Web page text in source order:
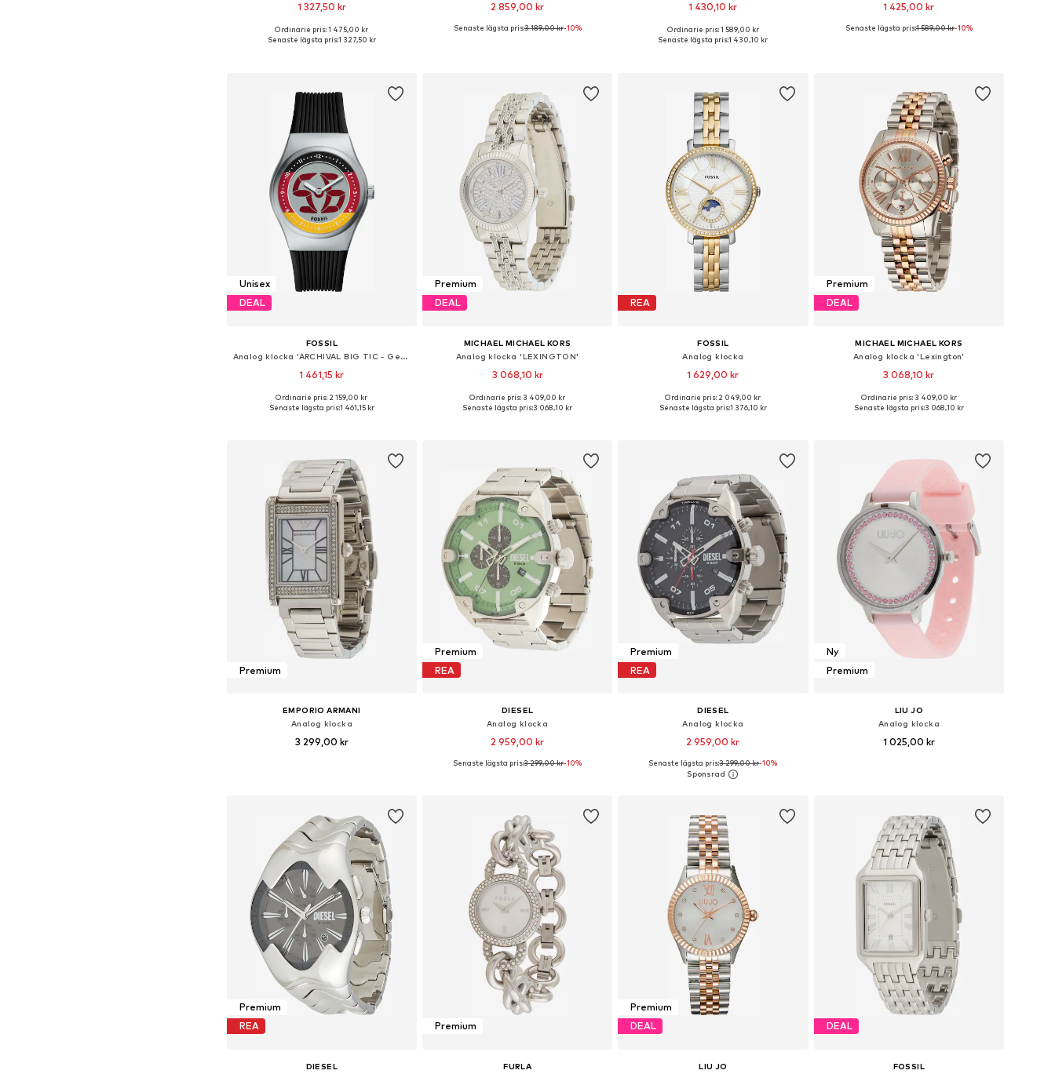
1 327,50 kr
Tillgängliga storlekar: One Size
Ordinarie pris: 1 475,00 kr
Senaste lägsta pris:1 327,50 kr
2 859,00 kr
Tillgängliga storlekar: One Size
Senaste lägsta pris:3 189,00 kr-10%
1 430,10 kr
Tillgängliga storlekar: One Size
Ordinarie pris: 1 589,00 kr
Senaste lägsta pris:1 430,10 kr
1 425,00 kr
Tillgängliga storlekar: One Size
Senaste lägsta pris:1 589,00 kr-10%
Unisex
DEAL
FOSSIL
Analog klocka 'ARCHIVAL BIG TIC - Germany'
1 461,15 kr
Tillgängliga storlekar: One Size
Ordinarie pris: 2 159,00 kr
Senaste lägsta pris:1 461,15 kr
Premium
DEAL
MICHAEL MICHAEL KORS
Analog klocka 'LEXINGTON'
3 068,10 kr
Tillgängliga storlekar: One Size
Ordinarie pris: 3 409,00 kr
Senaste lägsta pris:3 068,10 kr
REA
FOSSIL
Analog klocka
1 629,00 kr
Tillgängliga storlekar: One Size
Ordinarie pris: 2 049,00 kr
Senaste lägsta pris:1 376,10 kr
Premium
DEAL
MICHAEL MICHAEL KORS
Analog klocka 'Lexington'
3 068,10 kr
Tillgängliga storlekar: One Size
Ordinarie pris: 3 409,00 kr
Senaste lägsta pris:3 068,10 kr
Premium
EMPORIO ARMANI
Analog klocka
3 299,00 kr
Premium
REA
DIESEL
Analog klocka
2 959,00 kr
Tillgängliga storlekar: One Size
Senaste lägsta pris:3 299,00 kr-10%
Premium
REA
DIESEL
Analog klocka
2 959,00 kr
Tillgängliga storlekar: One Size
Senaste lägsta pris:3 299,00 kr-10%
Ny
Premium
LIU JO
Analog klocka
1 025,00 kr
Premium
REA
DIESEL
Premium
FURLA
Premium
DEAL
LIU JO
DEAL
FOSSIL